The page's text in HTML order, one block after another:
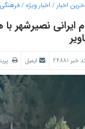
اخبار / اخبار ویژه/فرهنگی
ایرانی نصیرشهر
خبر 24881 ایمیل